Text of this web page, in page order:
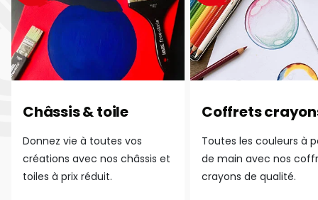
Châssis & toile
Donnez vie à toutes vos
créations avec nos châssis et
toiles à prix réduit.
Coffrets
Toutes les couleurs à
de main avec nos
crayons de qualité.